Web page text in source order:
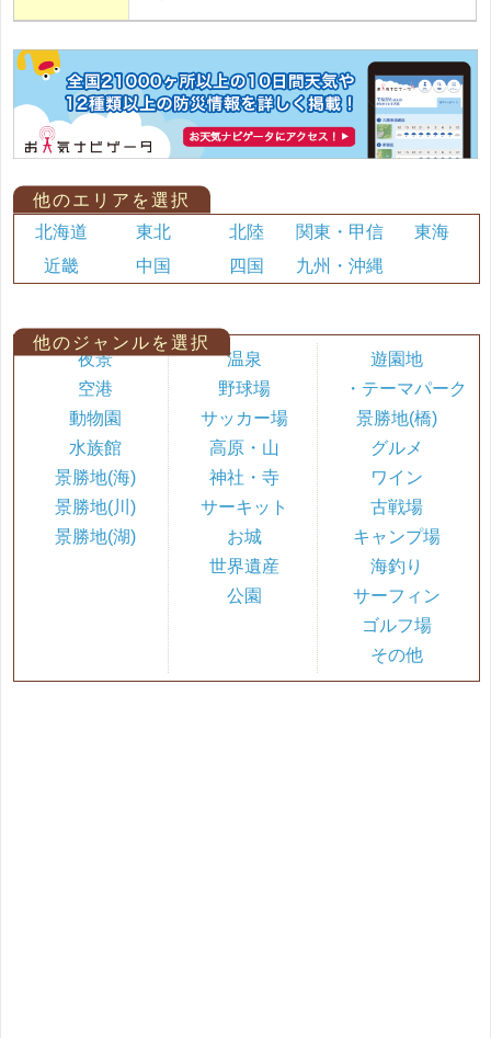
他のエリアを選択
北海道
東北 北陸 関東・甲信
東海
近畿
中国 四国 九州・沖縄
他のジャンルを選択
夜景
空港
動物園
水族館
景勝地(海)
景勝地(川)
景勝地(湖)
温泉
野球場
サッカー場
高原・山
神社・寺
サーキット
お城
世界遺産
公園
遊園地
・テーマパーク
景勝地(橋)
グルメ
ワイン
古戦場
キャンプ場
海釣り
サーフィン
ゴルフ場
その他